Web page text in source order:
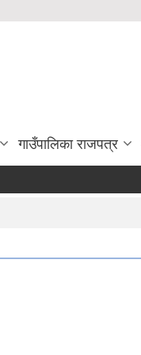
गाउँपालिका राजपत्र